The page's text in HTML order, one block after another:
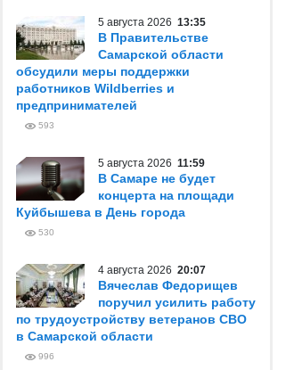
5 августа 2026 13:35
В Правительстве
Самарской области
обсудили меры поддержки
работников Wildberries и
предпринимателей
593
5 августа 2026 11:59
В Самаре не будет
концерта на площади
Куйбышева в День города
530
4 августа 2026 20:07
Вячеслав Федорищев
поручил усилить работу
по трудоустройству ветеранов СВО
в Самарской области
996